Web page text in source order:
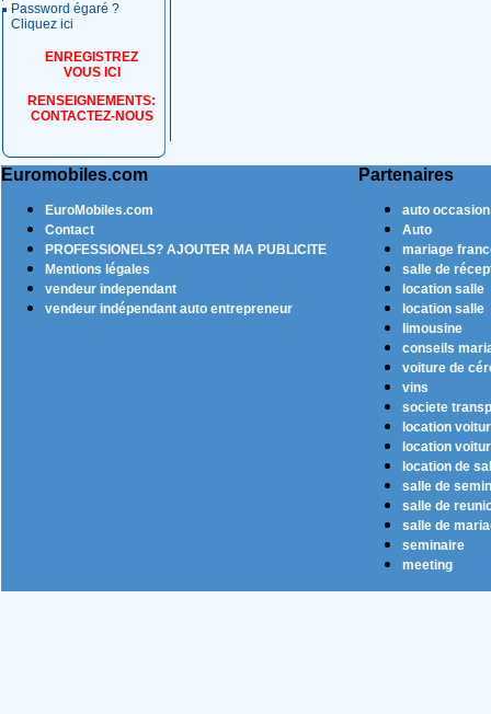
Password égaré ?
Cliquez ici
ENREGISTREZ
VOUS ICI
RENSEIGNEMENTS:
CONTACTEZ-NOUS
Euromobiles.com Partenaires
EuroMobiles.com
Contact
PROFESSIONELS? AJOUTER MA PUBLICITE
Mentions légales
vendeur independant
vendeur indépendant auto entrepreneur
auto occasion
Auto
mariage
salle de
location salle
location salle
limousine
conseils
voiture de
vins
societe
location
location
location de
salle de
salle de
salle de
seminaire
meeting